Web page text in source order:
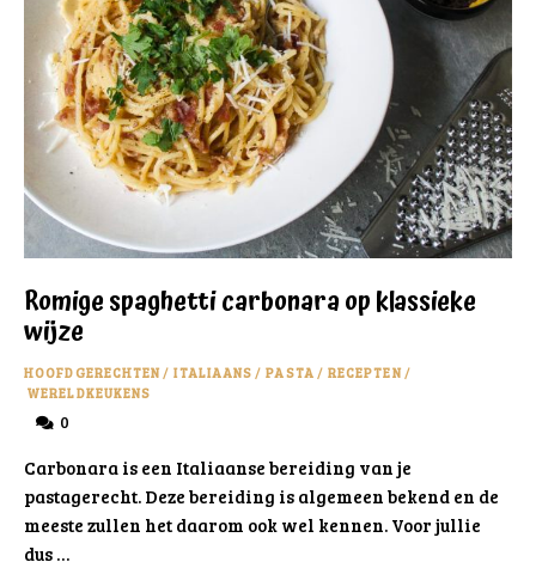
Romige spaghetti carbonara op klassieke
wijze
HOOFDGERECHTEN / ITALIAANS / PASTA / RECEPTEN/
WERELDKEUKENS
0
Carbonara is een Italiaanse bereiding van je
pastagerecht. Deze bereiding is algemeen bekend en de
meeste zullen het daarom ook wel kennen. Voor jullie
dus …